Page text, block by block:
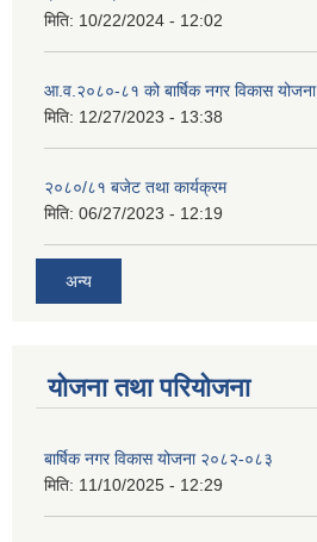
मिति: 10/22/2024 - 12:02
आ.व.२०८०-८१ को बार्षिक नगर विकास योजना
मिति: 12/27/2023 - 13:38
२०८०/८१ बजेट तथा कार्यक्रम
मिति: 06/27/2023 - 12:19
अन्य
योजना तथा परियोजना
बार्षिक नगर विकास योजना २०८२-०८३
मिति: 11/10/2025 - 12:29